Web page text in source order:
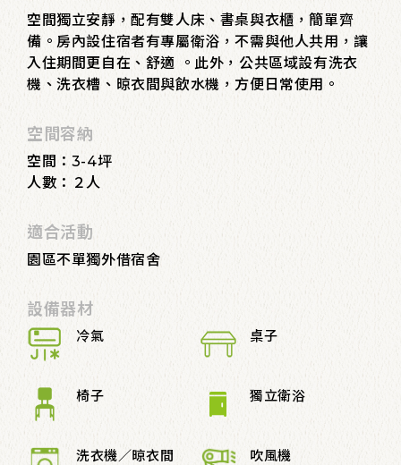
空間獨立安靜，配有雙人床、書桌與衣櫃，簡單齊
備。房內設住宿者有專屬衛浴，不需與他人共用，讓
入住期間更自在、舒適 。此外，公共區域設有洗衣
機、洗衣槽、晾衣間與飲水機，方便日常使用。
空間容納
空間：3-4坪
人數：２人
適合活動
園區不單獨外借宿舍
設備器材
冷氣 桌子
椅子 獨立衛浴
洗衣機／晾衣間 吹風機